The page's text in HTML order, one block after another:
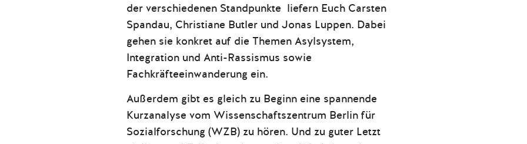
der verschiedenen Standpunkte liefern Euch Carsten
Spandau, Christiane Butler und Jonas Luppen. Dabei
gehen sie konkret auf die Themen Asylsystem,
Integration und Anti-Rassismus sowie
Fachkräfteeinwanderung ein.
Außerdem gibt es gleich zu Beginn eine spannende
Kurzanalyse vom Wissenschaftszentrum Berlin für
Sozialforschung (WZB) zu hören. Und zu guter Letzt